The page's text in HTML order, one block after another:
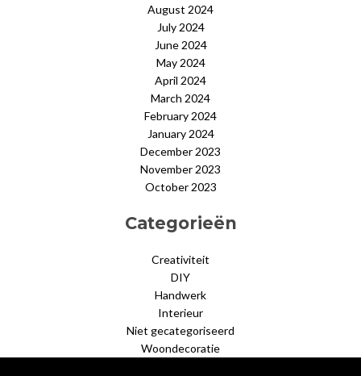
August 2024
July 2024
June 2024
May 2024
April 2024
March 2024
February 2024
January 2024
December 2023
November 2023
October 2023
Categorieën
Creativiteit
DIY
Handwerk
Interieur
Niet gecategoriseerd
Woondecoratie